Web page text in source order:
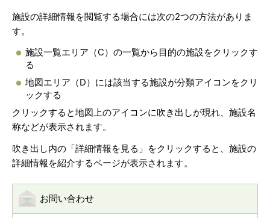
施設の詳細情報を閲覧する場合には次の2つの方法がありま
す。
施設一覧エリア（C）の一覧から目的の施設をクリックす
る
地図エリア（D）には該当する施設が分類アイコンをクリ
ックする
クリックすると地図上のアイコンに吹き出しが現れ、施設名
称などが表示されます。
吹き出し内の「詳細情報を見る」をクリックすると、施設の
詳細情報を紹介するページが表示されます。
お問い合わせ